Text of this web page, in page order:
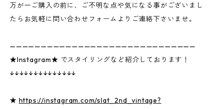
万が一ご購入の前に、ご不明な点や気になる事がございまし
たらお気軽に問い合わせフォームよりご連絡下さいませ。
——————————————————————————————
★Instagram★ でスタイリングなど紹介しております！
↓↓↓↓↓↓↓↓↓↓↓↓↓↓
★ https://instagram.com/slat_2nd_vintage?